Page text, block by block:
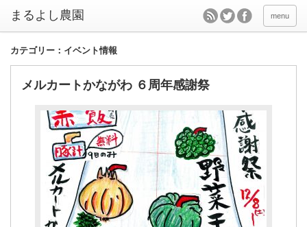
menu
カテゴリー：イベント情報
メルカートかながわ ６周年感謝祭